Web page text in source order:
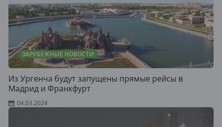
ЗАРУБЕЖНЫЕ НОВОСТИ
Из Ургенча будут запущены прямые рейсы в
Мадрид и Франкфурт
04.03.2024